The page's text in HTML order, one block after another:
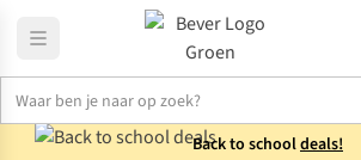
Back to schooldeals!